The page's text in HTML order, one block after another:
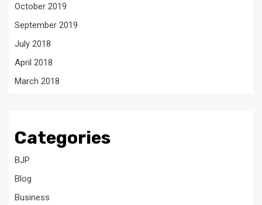
October 2019
September 2019
July 2018
April 2018
March 2018
Categories
BJP
Blog
Business